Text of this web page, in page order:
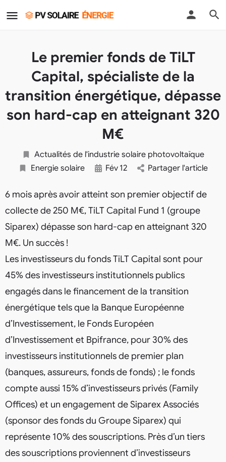
Le premier fonds de TiLT
Capital, spécialiste de la
transition énergétique, dépasse
son hard-cap en atteignant 320
M€
Actualités de l'industrie solaire photovoltaïque
Energie solaire
Fév 12 Partager l'article
6 mois après avoir atteint son premier objectif de
collecte de 250 M€, TiLT Capital Fund 1 (groupe
Siparex) dépasse son hard-cap en atteignant 320
M€. Un succès !
Les investisseurs du fonds TiLT Capital sont pour
45% des investisseurs institutionnels publics
engagés dans le financement de la transition
énergétique tels que la Banque Européenne
d’Investissement, le Fonds Européen
d’Investissement et Bpifrance, pour 30% des
investisseurs institutionnels de premier plan
(banques, assureurs, fonds de fonds) ; le fonds
compte aussi 15% d’investisseurs privés (Family
Offices) et un engagement de Siparex Associés
(sponsor des fonds du Groupe Siparex) qui
représente 10% des souscriptions. Près d’un tiers
des souscriptions proviennent d’investisseurs